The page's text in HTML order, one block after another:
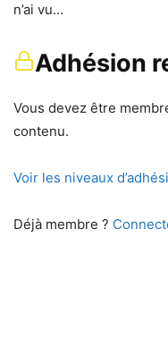
n’ai vu…
Adhésion
Vous devez être
contenu.
Voir les niveaux
Déjà membre ?